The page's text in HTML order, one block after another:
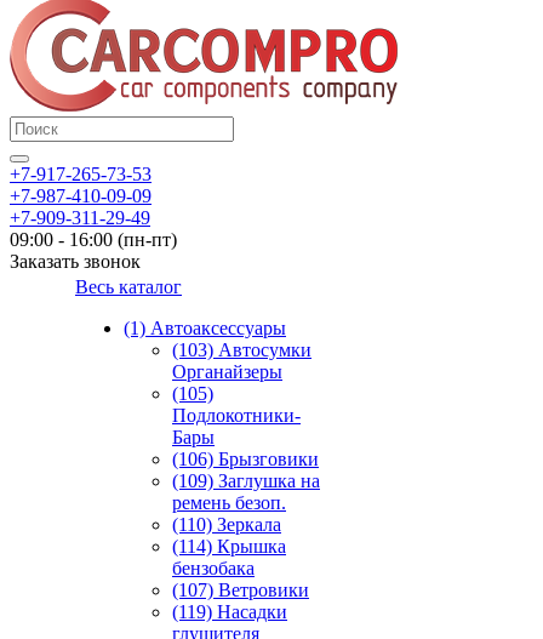
+7-917-265-73-53
+7-987-410-09-09
+7-909-311-29-49
09:00 - 16:00 (пн-пт)
Заказать звонок
Весь каталог
(1) Автоаксессуары
(103) Автосумки
Органайзеры
(105)
Подлокотники-
Бары
(106) Брызговики
(109) Заглушка на
ремень безоп.
(110) Зеркала
(114) Крышка
бензобака
(107) Ветровики
(119) Насадки
глушителя